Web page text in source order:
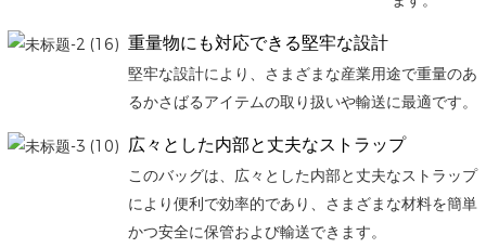
重量物にも対応できる堅牢な設計
堅牢な設計により、さまざまな産業用途で重量のあ
るかさばるアイテムの取り扱いや輸送に最適です。
広々とした内部と丈夫なストラップ
このバッグは、広々とした内部と丈夫なストラップ
により便利で効率的であり、さまざまな材料を簡単
かつ安全に保管および輸送できます。